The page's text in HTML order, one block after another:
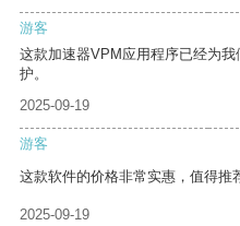
游客
这款加速器VPM应用程序已经为
护。
2025-09-19
游客
这款软件的价格非常实惠，值得推
2025-09-19